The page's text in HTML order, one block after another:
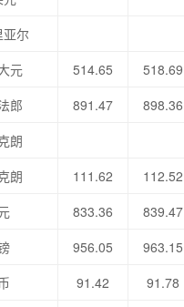
亚尔
元
514.65 518.69
郎
891.47 898.36
朗
朗
111.62 112.52
833.36 839.47
956.05 963.15
91.42 91.78